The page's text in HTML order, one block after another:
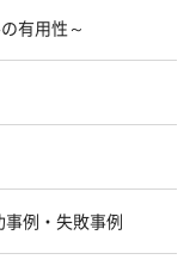
有用性～
例・失敗事例